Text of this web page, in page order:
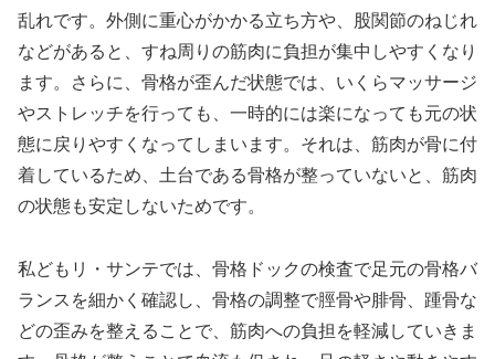
乱れです。外側に重心がかかる立ち方や、股関節のねじれ
などがあると、すね周りの筋肉に負担が集中しやすくなり
ます。さらに、骨格が歪んだ状態では、いくらマッサージ
やストレッチを行っても、一時的には楽になっても元の状
態に戻りやすくなってしまいます。それは、筋肉が骨に付
着しているため、土台である骨格が整っていないと、筋肉
の状態も安定しないためです。
私どもリ・サンテでは、骨格ドックの検査で足元の骨格バ
ランスを細かく確認し、骨格の調整で脛骨や腓骨、踵骨な
どの歪みを整えることで、筋肉への負担を軽減していきま